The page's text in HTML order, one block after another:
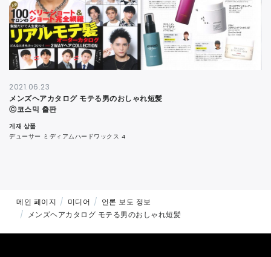
2021.06.23
メンズヘアカタログ モテる男のおしゃれ短髪
Ⓒ코스믹 출판
게재 상품
デューサー ミディアムハードワックス 4
메인 페이지 미디어
언론 보도 정보
メンズヘアカタログ モテる男のおしゃれ短髪